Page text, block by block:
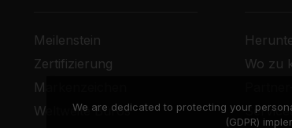
Meilenstein
Zertifizierung
Markenzeichen
Weltweite Büros
Wo zu
We are dedicated to protecting your
(GDPR)